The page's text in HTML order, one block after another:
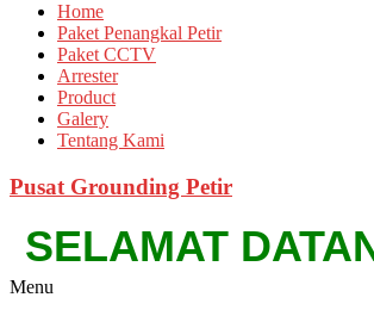
Home
Paket Penangkal Petir
Paket CCTV
Arrester
Product
Galery
Tentang Kami
Pusat Grounding Petir
SELAMAT
Menu